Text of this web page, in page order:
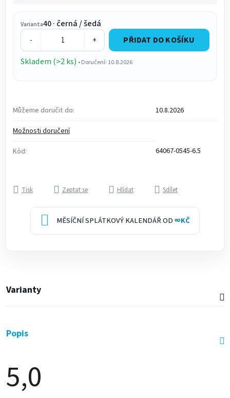
Varianta40 · černá / šedá
- +
PŘIDAT DO KOŠÍKU
Skladem (>2 ks) • Doručení: 10.8.2026
Můžeme doručit do:
10.8.2026
Možnosti doručení
Kód:
64067-0545-6.5
Tisk Zeptat se Hlídat Sdílet
MĚSÍČNÍ SPLÁTKOVÝ KALENDÁŘ OD∞KČ
Varianty
Popis
5,0